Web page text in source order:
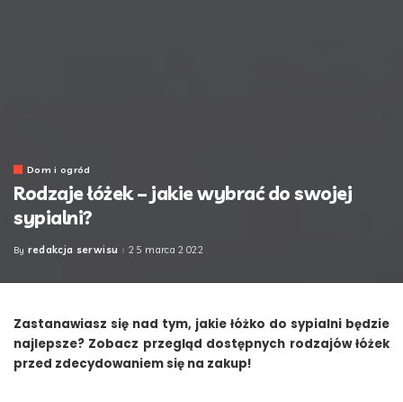
Dom i ogród
Rodzaje łóżek – jakie wybrać do swojej
sypialni?
Posted
By redakcja serwisu 25 marca 2022
Zastanawiasz się nad tym, jakie łóżko do sypialni będzie
najlepsze? Zobacz przegląd dostępnych rodzajów łóżek
przed zdecydowaniem się na zakup!